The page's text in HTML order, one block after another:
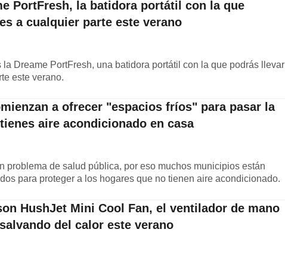
PortFresh, la batidora portátil con la que
a cualquier parte este verano
la Dreame PortFresh, una batidora portátil con la que podrás llevar
este verano.
a ofrecer "espacios fríos" para pasar la
aire acondicionado en casa
problema de salud pública, por eso muchos municipios están
para proteger a los hogares que no tienen aire acondicionado.
HushJet Mini Cool Fan, el ventilador de mano
del calor este verano